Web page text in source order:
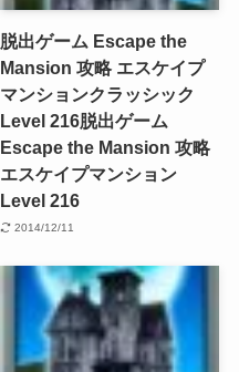
脱出ゲーム Escape the
Mansion 攻略 エスケイプ
マンションクラッシック
Level 216脱出ゲーム
Escape the Mansion 攻略
エスケイプマンション
Level 216
2014/12/11